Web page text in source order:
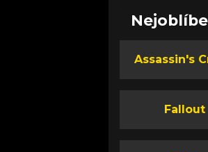
Assassin's
Fallout